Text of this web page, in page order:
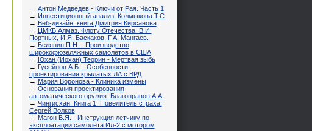
→ Антон Медведев - Ключи от Рая. Часть 1
→ Инвестиционный анализ. Колмыкова Т.С.
→ Веб-дизайн: книга Дмитрия Кирсанова
→ ЦМКБ Алмаз. Флоту Отечества. В.И.
Портных, И.Я. Баскаков, Г.А. Мангаев.
→ Белянин П.Н. - Производство
широкофюзеляжных самолетов в США
→ Юхан (Йохан) Теорин - Мертвая зыбь
→ Гусейнов А.Б. - Особенности
проектирования крылатых ЛА с ВРД
→ Мария Воронова - Клиника измены
→ Основания проектирования
автоматического оружия. Благонравов А.А.
→ Чингисхан. Книга 1. Повелитель страха.
Сергей Волков
→ Магон В.Я. - Инструкция летчику по
эксплоатации самолета Ил-2 с мотором